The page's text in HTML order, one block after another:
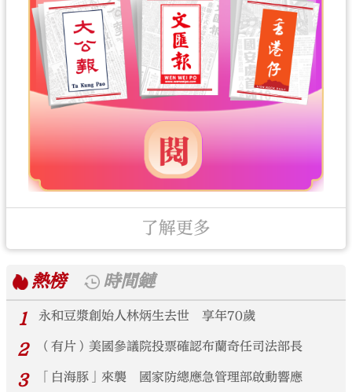
了解更多
熱榜
時間鏈
1
永和豆漿創始人林炳生去世 享年70歲
2 （有片）美國參議院投票確認布蘭奇任司法部長
3 「白海豚」來襲 國家防總應急管理部啟動響應